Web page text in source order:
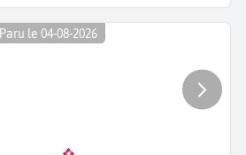
Paru le 04-08-2026